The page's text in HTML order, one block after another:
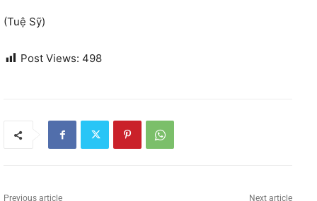
(Tuệ Sỹ)
Post Views: 498
Previous article Next article